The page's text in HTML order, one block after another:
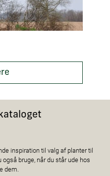
inspiration til valg af planter til
bruge, når du står ude hos
dem.